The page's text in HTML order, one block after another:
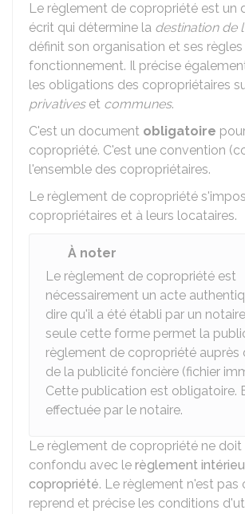
Le règlement de copropriété est un
écrit qui détermine la destination de
définit son organisation et ses
fonctionnement. Il précise
les obligations des copropriétaires
privativeset communes.
C'est un document obligatoire
copropriété. C'est une convention
l'ensemble des copropriétaires.
Le règlement de copropriété
copropriétaires et à leurs locataires.
À noter
Le règlement de copropriété est
nécessairement un acte
dire qu'il a été établi par un
seule cette forme permet la
règlement de copropriété auprès
de la publicité foncière (fichier
Cette publication est obligatoire.
effectuée par le notaire.
Le règlement de copropriété ne doit
confondu avec le règlement
copropriété. Le règlement n'est pas
reprend et précise les conditions